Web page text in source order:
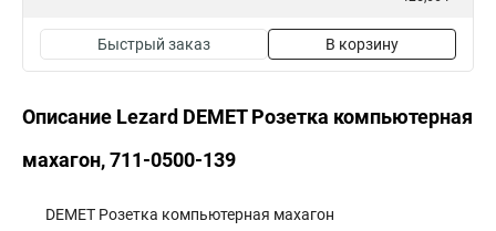
Быстрый заказ В корзину
Описание Lezard DEMET Розетка компьютерная
махагон, 711-0500-139
DEMET Розетка компьютерная махагон